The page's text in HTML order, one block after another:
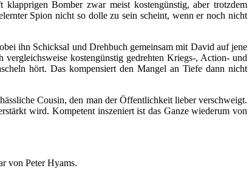
Bomber zwar meist kostengünstig, aber trotzdem
Spion nicht so dolle zu sein scheint, wenn er noch nicht
ihn Schicksal und Drehbuch gemeinsam mit David auf jene
kostengünstig gedrehten Kriegs-, Action- und
hört. Das kompensiert den Mangel an Tiefe dann nicht
Cousin, den man der Öffentlichkeit lieber verschweigt.
wird. Kompetent inszeniert ist das Ganze wiederum von
von Peter Hyams.